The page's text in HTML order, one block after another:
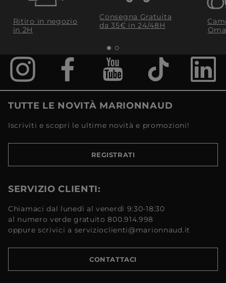
Ritiro in negozio
in 2H
Consegna Gratuita
da 35€​ in 24/48H
TUTTE LE NOVITÀ MARIONNAUD
Iscriviti e scopri le ultime novità e promozioni!
REGISTRATI
SERVIZIO CLIENTI:
Chiamaci dal lunedì al venerdì 9:30-18:30
al numero verde gratuito 800.914.998
oppure scrivici a servizioclienti@marionnaud.it
CONTATTACI